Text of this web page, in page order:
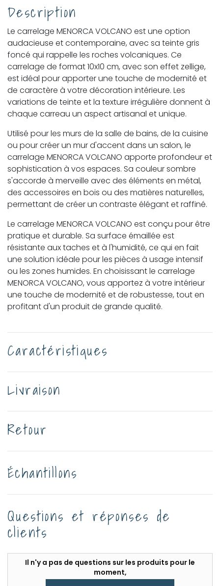
Description
Le carrelage MENORCA VOLCANO est une option
audacieuse et contemporaine, avec sa teinte gris
foncé qui rappelle les roches volcaniques. Ce
carrelage de format 10x10 cm, avec son effet zellige,
est idéal pour apporter une touche de modernité et
de caractère à votre décoration intérieure. Les
variations de teinte et la texture irrégulière donnent à
chaque carreau un aspect artisanal et unique.
Utilisé pour les murs de la salle de bains, de la cuisine
ou pour créer un mur d'accent dans un salon, le
carrelage MENORCA VOLCANO apporte profondeur et
sophistication à vos espaces. Sa couleur sombre
s'accorde à merveille avec des éléments en métal,
des accessoires en bois ou des matières naturelles,
permettant de créer un contraste élégant et raffiné.
Le carrelage MENORCA VOLCANO est conçu pour être
pratique et durable. Sa surface émaillée est
résistante aux taches et à l'humidité, ce qui en fait
une solution idéale pour les pièces à usage intensif
ou les zones humides. En choisissant le carrelage
MENORCA VOLCANO, vous apportez à votre intérieur
une touche de modernité et de robustesse, tout en
profitant d'un produit de grande qualité.
Caractéristiques
Livraison
Retour
Échantillons
Questions et réponses de
clients
Il n'y a pas de questions sur les produits pour le
moment,